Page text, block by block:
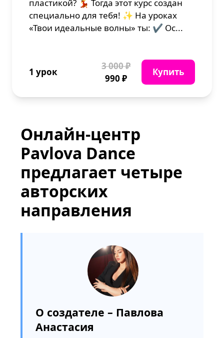
пластикой? 💃 Тогда этот курс создан
специально для тебя! ✨ На уроках
«Твои идеальные волны» ты: ✔️ Ос...
1 урок
3 000 ₽
990 ₽
Купить
Онлайн-центр
Pavlova Dance
предлагает четыре
авторских
направления
О создателе – Павлова
Анастасия